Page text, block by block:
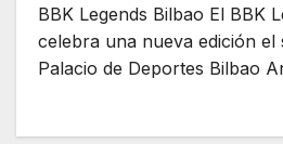
BBK Legends Bilbao El BBK
celebra una nueva edición el
Palacio de Deportes Bilbao